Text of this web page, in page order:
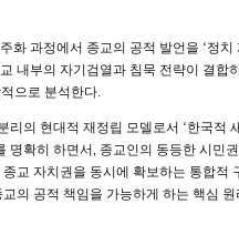
과정에서 종교의 공적 발언을 ‘정치
내부의 자기검열과 침묵 전략이 결합
으로 분석한다.
의 현대적 재정립 모델로서 ‘한국적
명확히 하면서, 종교인의 동등한 시민
교 자치권을 동시에 확보하는 통합적
의 공적 책임을 가능하게 하는 핵심